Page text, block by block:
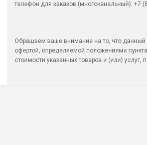
телефон для заказов (многоканальный): +7
Обращаем ваше внимание на то, что данный
офертой, определяемой положениями
стоимости указанных товаров и (или)